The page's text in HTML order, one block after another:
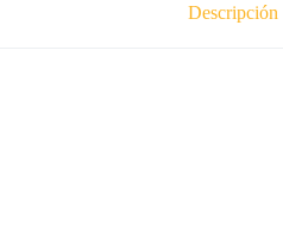
Descripción